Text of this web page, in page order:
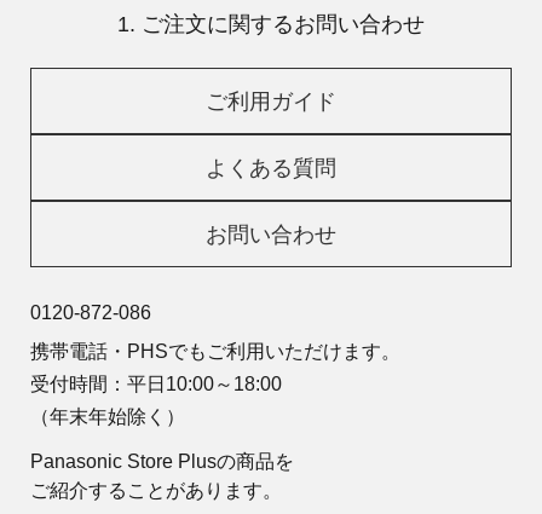
1. ご注文に関するお問い合わせ
ご利用ガイド
よくある質問
お問い合わせ
0120-872-086
携帯電話・PHSでもご利用いただけます。
受付時間：平日10:00～18:00
（年末年始除く）
Panasonic Store Plusの商品を
ご紹介することがあります。